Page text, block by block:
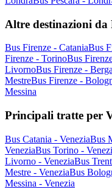
Altre destinazioni da
Bus Firenze - CataniaBus
Firenze - TorinoBus
LivornoBus Firenze -
MestreBus Firenze -
Messina
Principali tratte per
Bus Catania - VeneziaBus
VeneziaBus Torino -
Livorno - VeneziaBus
Mestre - VeneziaBus
Messina - Venezia